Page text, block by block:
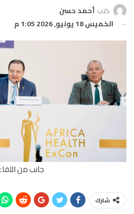
كتب أحمد حسن
الخميس 18 يونيو, 2026 1:05 م
جانب من
شارك